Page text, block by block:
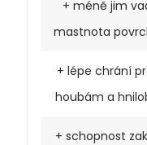
+ méně jim
mastnota
+ lépe chrání
houbám a
+ schopnost